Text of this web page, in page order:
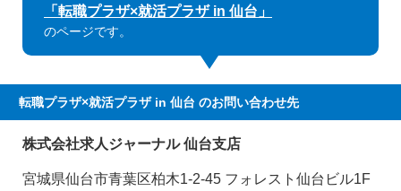
「転職プラザ×就活プラザ in 仙台」
のページです。
転職プラザ×就活プラザ in 仙台 のお問い合わせ先
株式会社求人ジャーナル 仙台支店
宮城県仙台市青葉区柏木1-2-45 フォレスト仙台ビル1F